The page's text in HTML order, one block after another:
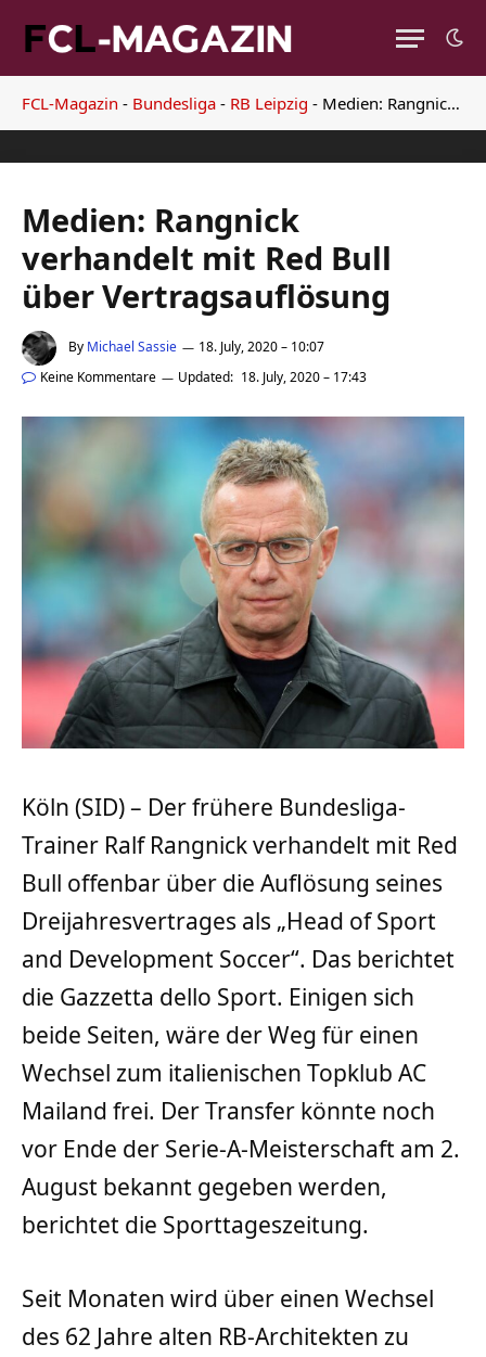
FCL-Magazin - Bundesliga - RB Leipzig - Medien: Rangnick verhandelt mit Red Bull über Vertragsauflösung
Medien: Rangnick
verhandelt mit Red Bull
über Vertragsauflösung
By Michael Sassie
18. July, 2020 – 10:07
Keine Kommentare
Updated: 18. July, 2020 – 17:43
Köln (SID) – Der frühere Bundesliga-
Trainer Ralf Rangnick verhandelt mit Red
Bull offenbar über die Auflösung seines
Dreijahresvertrages als „Head of Sport
and Development Soccer“. Das berichtet
die Gazzetta dello Sport. Einigen sich
beide Seiten, wäre der Weg für einen
Wechsel zum italienischen Topklub AC
Mailand frei. Der Transfer könnte noch
vor Ende der Serie-A-Meisterschaft am 2.
August bekannt gegeben werden,
berichtet die Sporttageszeitung.
Seit Monaten wird über einen Wechsel
des 62 Jahre alten RB-Architekten zu